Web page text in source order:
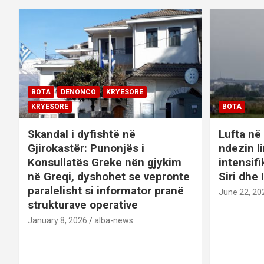
BOTA DENONCO
KRYESORE
KRYESORE
Skandal i dyfishtë në
Gjirokastër: Punonjës i
Konsullatës Greke nën gjykim
në Greqi, dyshohet se vepronte
paralelisht si informator pranë
strukturave operative
January 8, 2026 alba-news
BOTA
Lufta
ndezin
Siri dhe
June 22,